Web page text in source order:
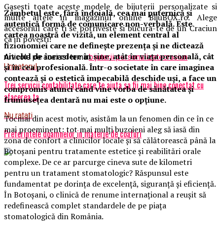
Gasesti toate aceste modele de bijuterii personalizate si
multe altele in magazinul online BijuBOX.ro. Alege
accesoriul care ti se potriveste si bucura-te de un Craciun
ca in povesti!
Articole pe aceiasi tema:bijuterii personalizatecraciun
Urmatorul
Trei servicii contabilitate care te ajuta sa fii mai bine conectat cu
afacerea ta
Nu ratati
Preferintele doamnelor in materie de coafuri
Zâmbetul este, fără îndoială, cea mai puternică și
autentică formă de comunicare non-verbală. Este
cartea noastră de vizită, un element central al
fizionomiei care ne definește prezența și ne dictează
nivelul de încredere în sine, atât în viața personală, cât
și în cea profesională. Într-o societate în care imaginea
contează și o estetică impecabilă deschide uși, a face un
compromis atunci când vine vorba de sănătatea și
frumusețea dentară nu mai este o opțiune.
Tocmai din acest motiv, asistăm la un fenomen din ce în ce
mai proeminent: tot mai mulți buzoieni aleg să iasă din
zona de confort a clinicilor locale și să călătorească până la
Botoșani pentru tratamente estetice și reabilitări orale
complexe. De ce ar parcurge cineva sute de kilometri
pentru un tratament stomatologic? Răspunsul este
fundamentat pe dorința de excelență, siguranță și eficiență.
În Botoșani, o clinică de renume internațional a reușit să
redefinească complet standardele de pe piața
stomatologică din România.